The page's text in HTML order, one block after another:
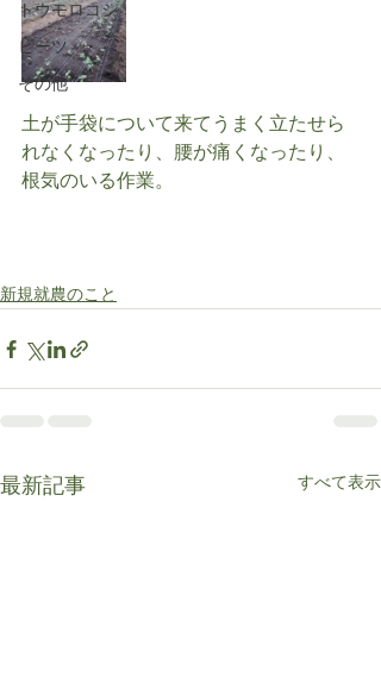
トウモロコシ
ビーツ
その他
土が手袋について来てうまく立たせら
れなくなったり、腰が痛くなったり、
根気のいる作業。
新規就農のこと
最新記事 すべて表示